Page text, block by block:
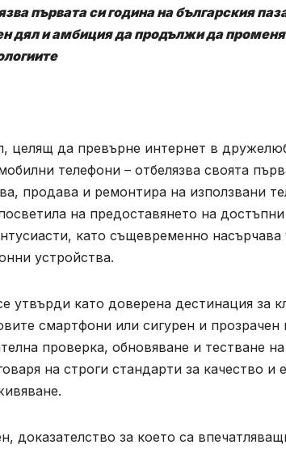
първата си година на българския
дял и амбиция да продължи да променя
целящ да превърне интернет в
телефони – отбелязва своята
продава и ремонтира на използвани
на предоставянето на
като същевременно насърчава
устройства.
утвърди като доверена дестинация за
смартфони или сигурен и
проверка, обновяване и тестване
на строги стандарти за качество и
доказателство за което са